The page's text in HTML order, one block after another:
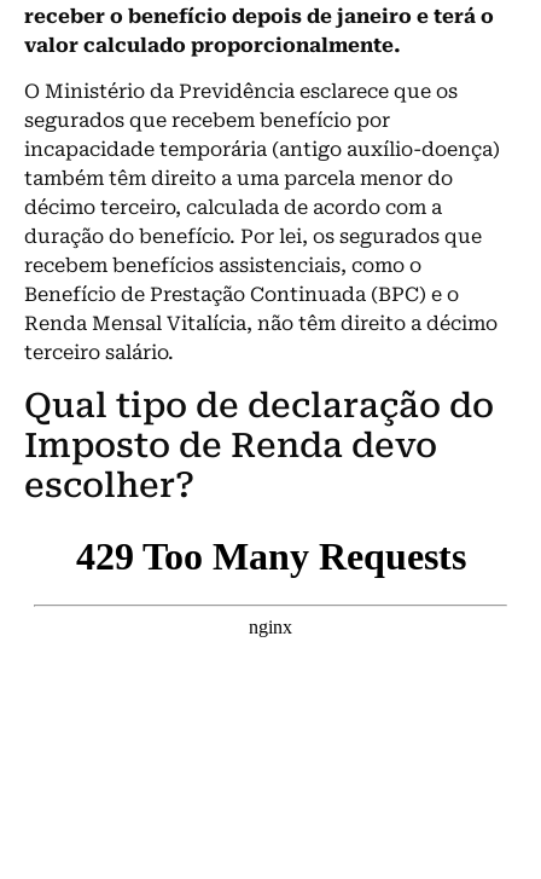
receber o benefício depois de janeiro e terá o
valor calculado proporcionalmente.
O Ministério da Previdência esclarece que os
segurados que recebem benefício por
incapacidade temporária (antigo auxílio-doença)
também têm direito a uma parcela menor do
décimo terceiro, calculada de acordo com a
duração do benefício. Por lei, os segurados que
recebem benefícios assistenciais, como o
Benefício de Prestação Continuada (BPC) e o
Renda Mensal Vitalícia, não têm direito a décimo
terceiro salário.
Qual tipo de declaração do
Imposto de Renda devo
escolher?